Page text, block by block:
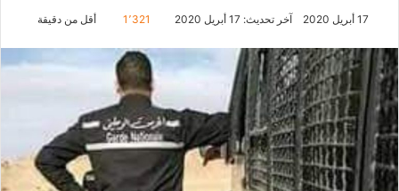
17 أبريل 2020 آخر تحديث: 17 أبريل 2020 1٬321 أقل من دقيقة